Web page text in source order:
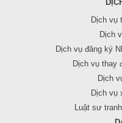
Dịch vụ
Dịch
Dịch vụ đăng ký
Dịch vụ thay
Dịch
Dịch vụ
Luật sư